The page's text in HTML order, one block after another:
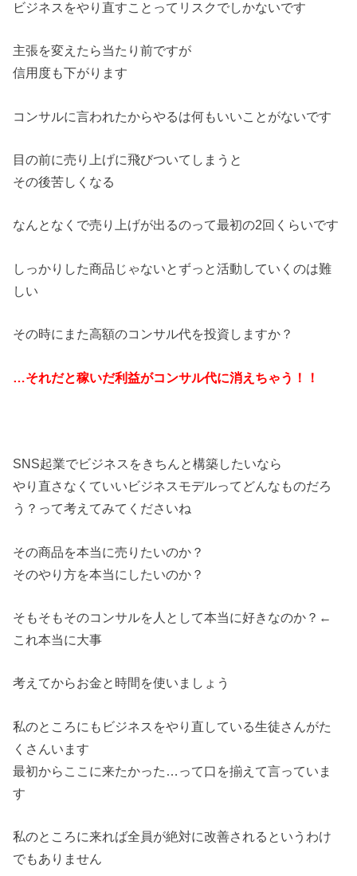
ビジネスをやり直すことってリスクでしかないです
主張を変えたら当たり前ですが
信用度も下がります
コンサルに言われたからやるは何もいいことがないです
目の前に売り上げに飛びついてしまうと
その後苦しくなる
なんとなくで売り上げが出るのって最初の2回くらいです
しっかりした商品じゃないとずっと活動していくのは難
しい
その時にまた高額のコンサル代を投資しますか？
…それだと稼いだ利益がコンサル代に消えちゃう！！
SNS起業でビジネスをきちんと構築したいなら
やり直さなくていいビジネスモデルってどんなものだろ
う？って考えてみてくださいね
その商品を本当に売りたいのか？
そのやり方を本当にしたいのか？
そもそもそのコンサルを人として本当に好きなのか？←
これ本当に大事
考えてからお金と時間を使いましょう
私のところにもビジネスをやり直している生徒さんがた
くさんいます
最初からここに来たかった…って口を揃えて言っていま
す
私のところに来れば全員が絶対に改善されるというわけ
でもありません